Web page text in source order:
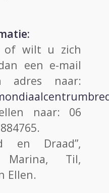
of wilt u zich
een e-mail
adres naar:
naar: 06
en Draad”,
Marina, Til,
Ellen.